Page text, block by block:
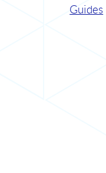
Guides